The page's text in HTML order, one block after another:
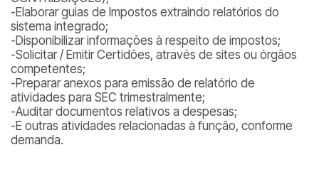
-Elaborar guias de Impostos extraindo relatórios do
sistema integrado;
-Disponibilizar informações à respeito de impostos;
-Solicitar / Emitir Certidões, através de sites ou órgãos
competentes;
-Preparar anexos para emissão de relatório de
atividades para SEC trimestralmente;
-Auditar documentos relativos a despesas;
-E outras atividades relacionadas à função, conforme
demanda.